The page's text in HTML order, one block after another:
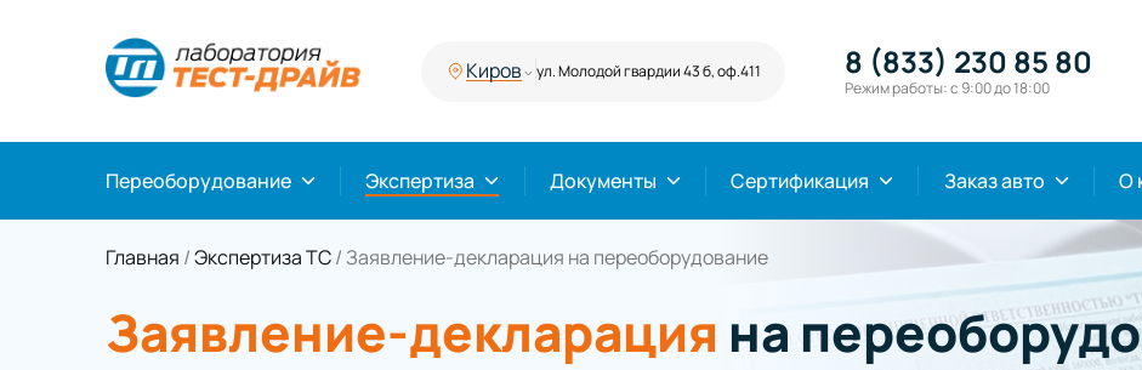
Киров ул. Молодой гвардии 43 б, оф.411 8 (833) 230 85 80
Режим работы: с 9:00 до 18:00
Переоборудование Экспертиза Документы Сертификация Заказ авто О
Главная /Экспертиза ТС/ Заявление-декларация на переоборудование
Заявление-декларация на